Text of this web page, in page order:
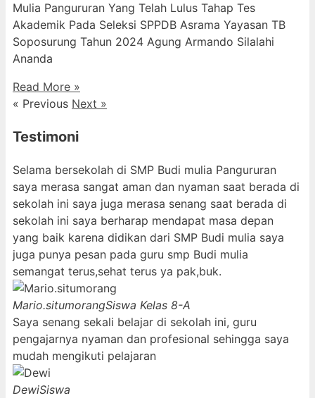
Mulia Pangururan Yang Telah Lulus Tahap Tes
Akademik Pada Seleksi SPPDB Asrama Yayasan TB
Soposurung Tahun 2024 Agung Armando Silalahi
⁠Ananda
Read More »
« Previous Next »
Testimoni
Selama bersekolah di SMP Budi mulia Pangururan
saya merasa sangat aman dan nyaman saat berada di
sekolah ini saya juga merasa senang saat berada di
sekolah ini saya berharap mendapat masa depan
yang baik karena didikan dari SMP Budi mulia saya
juga punya pesan pada guru smp Budi mulia
semangat terus,sehat terus ya pak,buk.
Mario.situmorangSiswa Kelas 8-A
Saya senang sekali belajar di sekolah ini, guru
pengajarnya nyaman dan profesional sehingga saya
mudah mengikuti pelajaran
DewiSiswa